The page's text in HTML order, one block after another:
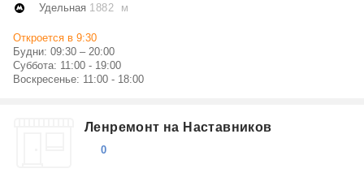
Удельная 1882 м
Откроется в 9:30
Будни: 09:30 – 20:00
Суббота: 11:00 - 19:00
Воскресенье: 11:00 - 18:00
Ленремонт на Наставников
0